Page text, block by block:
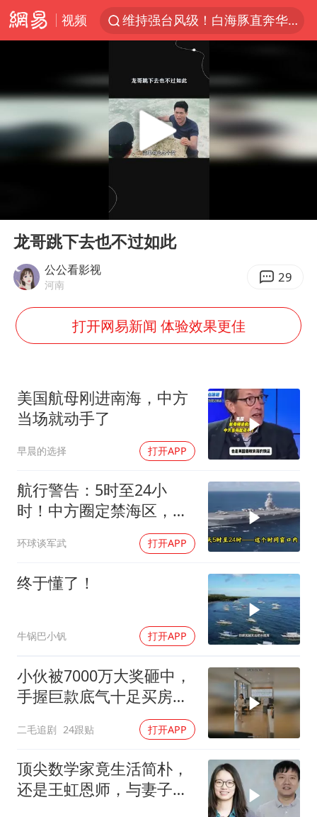
视频
维持强台风级！白海豚直奔华东沿海
美国退回1000亿美元关税
38岁山东财大教授刘海明逝世
顾客结账把钱扔地上 服务员霸气扔回
李亚鹏向地铁吐血女孩捐99999元
河南试行周五下午弹性离岗
日本籍女网红在韩直播时自杀身亡
弹药库存告急 美军补货难
总书记关心百姓身边这些民生大事
Play
龙哥跳下去也不过如此
公公看影视
河南 29
打开网易新闻 体验效果更佳
美国航母刚进南海，中方
当场就动手了
早晨的选择 打开APP
航行警告：5时至24小
时！中方圈定禁海区，美
航母紧急后撤，黄岩岛主
权已定
环球谈军武 打开APP
终于懂了！
牛锅巴小钒 打开APP
小伙被7000万大奖砸中，
手握巨款底气十足买房不
二毛追剧 24跟贴 打开APP
顶尖数学家竟生活简朴，
还是王虹恩师，与妻子合